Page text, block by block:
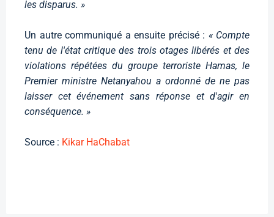
les disparus. »
Un autre communiqué a ensuite précisé : « Compte
tenu de l'état critique des trois otages libérés et des
violations répétées du groupe terroriste Hamas, le
Premier ministre Netanyahou a ordonné de ne pas
laisser cet événement sans réponse et d'agir en
conséquence. »
Source : Kikar HaChabat